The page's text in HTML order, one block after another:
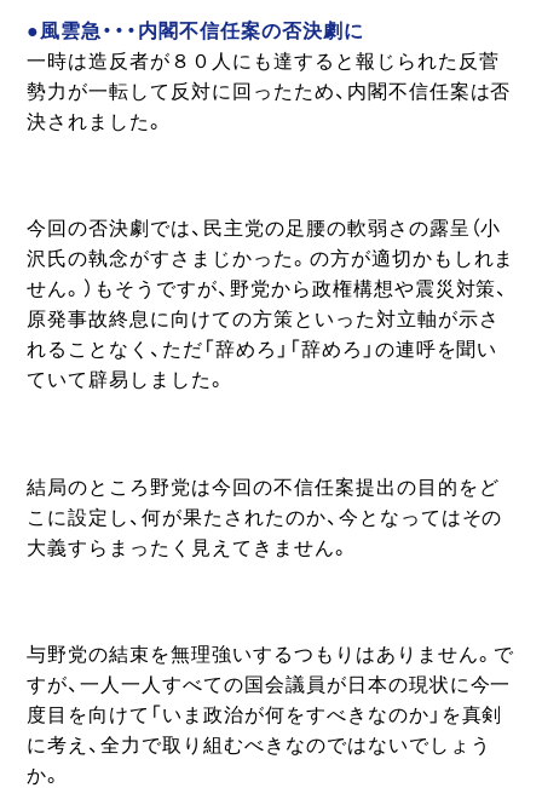
●風雲急・・・内閣不信任案の否決劇に
一時は造反者が８０人にも達すると報じられた反菅
勢力が一転して反対に回ったため、内閣不信任案は否
決されました。
今回の否決劇では、民主党の足腰の軟弱さの露呈（小
沢氏の執念がすさまじかった。の方が適切かもしれま
せん。）もそうですが、野党から政権構想や震災対策、
原発事故終息に向けての方策といった対立軸が示さ
れることなく、ただ「辞めろ」「辞めろ」の連呼を聞い
ていて辟易しました。
結局のところ野党は今回の不信任案提出の目的をど
こに設定し、何が果たされたのか、今となってはその
大義すらまったく見えてきません。
与野党の結束を無理強いするつもりはありません。で
すが、一人一人すべての国会議員が日本の現状に今一
度目を向けて「いま政治が何をすべきなのか」を真剣
に考え、全力で取り組むべきなのではないでしょう
か。